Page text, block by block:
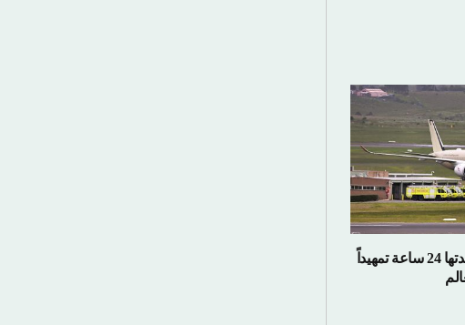
طائرة إيرباص تكمل رحلة مدتها 24 ساعة تمهيداً